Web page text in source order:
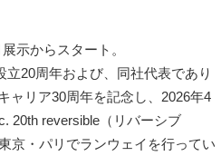
示からスタート。
20周年および、同社代表であり
ャリア30周年を記念し、2026年4
20th reversible（リバーシブ
京・パリでランウェイを行ってい